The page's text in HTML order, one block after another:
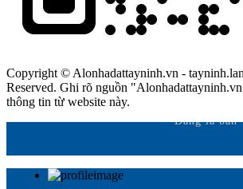
Copyright © Alonhadattayninh.vn -
Reserved. Ghi rõ nguồn
thông tin từ website này.
Đăng là bán